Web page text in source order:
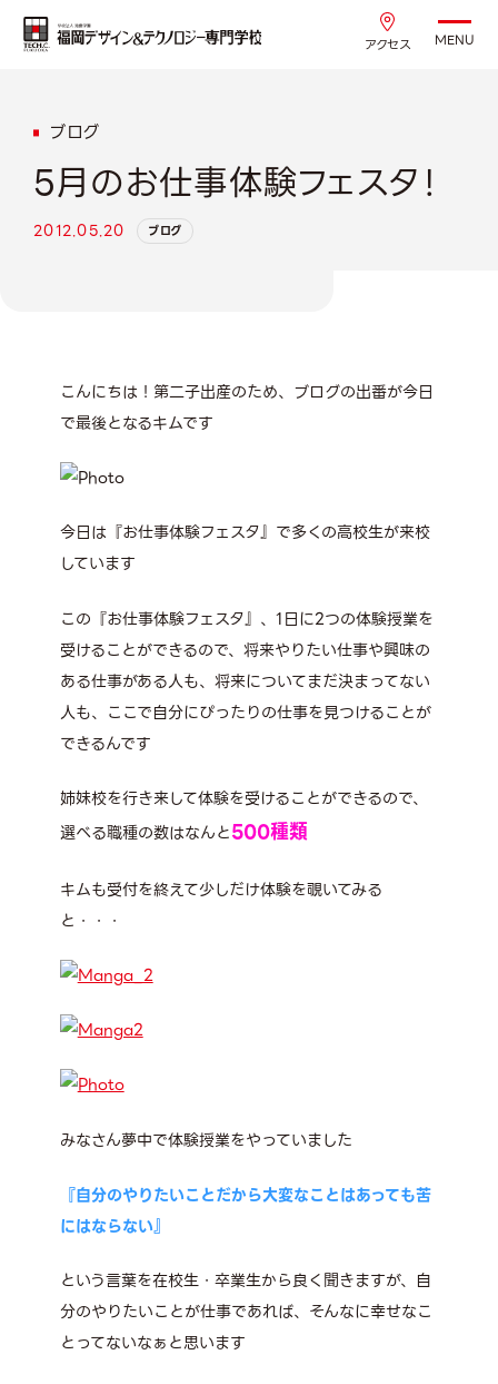
アクセス MENU
ブログ
5月のお仕事体験フェスタ！
2012.05.20 ブログ
こんにちは！第二子出産のため、ブログの出番が今日
で最後となるキムです
今日は『お仕事体験フェスタ』で多くの高校生が来校
しています
この『お仕事体験フェスタ』、1日に2つの体験授業を
受けることができるので、将来やりたい仕事や興味の
ある仕事がある人も、将来についてまだ決まってない
人も、ここで自分にぴったりの仕事を見つけることが
できるんです
姉妹校を行き来して体験を受けることができるので、
選べる職種の数はなんと500種類
キムも受付を終えて少しだけ体験を覗いてみる
と・・・
みなさん夢中で体験授業をやっていました
『自分のやりたいことだから大変なことはあっても苦
にはならない』
という言葉を在校生・卒業生から良く聞きますが、自
分のやりたいことが仕事であれば、そんなに幸せなこ
とってないなぁと思います